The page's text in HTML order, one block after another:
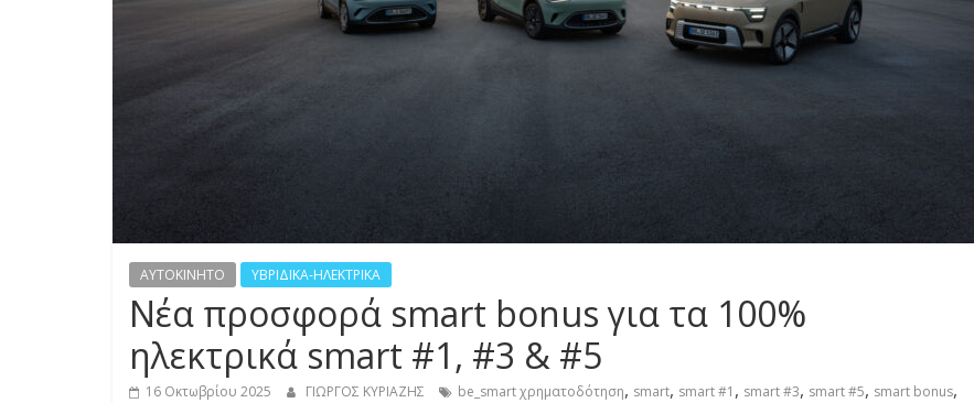
S
S
AYTOKINHTO ΥΒΡΙΔΙΚΑ-ΗΛΕΚΤΡΙΚΑ
Νέα προσφορά smart bonus για τα 100%
ηλεκτρικά smart #1, #3 & #5
16 Οκτωβρίου 2025 ΓΙΩΡΓΟΣ ΚΥΡΙΑΖΗΣ be_smart χρηματοδότηση, smart, smart #1 , smart #3, smart #5, smart bonus,